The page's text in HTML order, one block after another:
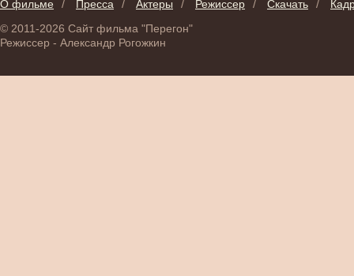
О фильме / Пресса / Актеры / Режиссер / Скачать /
© 2011-2026 Сайт фильма "Перегон"
Режиссер - Александр Рогожкин